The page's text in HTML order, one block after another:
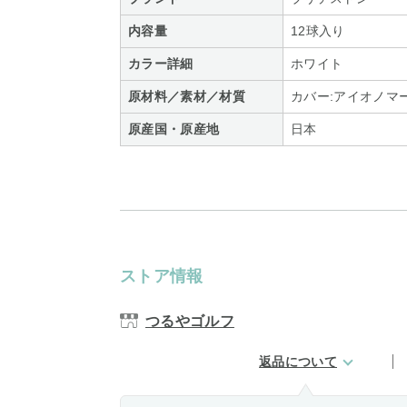
内容量 12球入り
カラー詳細 ホワイト
原材料／素材／材質 カバー:アイオノマ
原産国・原産地 日本
ストア情報
つるやゴルフ
返品について